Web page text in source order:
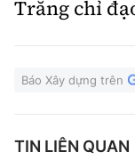
Trăng chỉ
Báo Xây dựng trên
TIN LIÊN QUAN